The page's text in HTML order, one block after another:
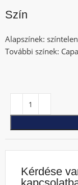
Szín
Alapszínek:
További színek:
Kérdése